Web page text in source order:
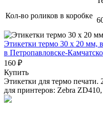
Кол-во роликов в коробке
Этикетки термо 30 х 20 мм,
в Петропавловске-
160 ₽
Купить
Этикетки для термо печати.
для принтеров: Zebra